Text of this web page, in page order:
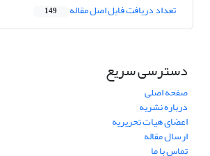
تعداد دریافت فایل اصل مقاله 149
دسترسی سریع
صفحه اصلی
درباره نشریه
اعضای هیات تحریریه
ارسال مقاله
تماس با ما